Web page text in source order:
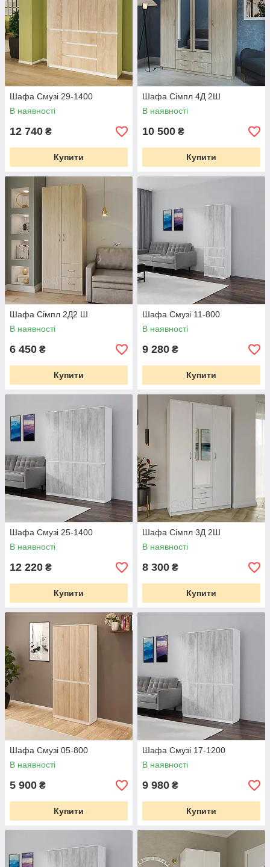
Шафа Смузі 29-1400
В наявності
12 740 ₴
Купити
Шафа Сімпл 4Д 2Ш
В наявності
10 500 ₴
Купити
Шафа Сімпл 2Д2 Ш
В наявності
6 450 ₴
Купити
Шафа Смузі 11-800
В наявності
9 280 ₴
Купити
Шафа Смузі 25-1400
В наявності
12 220 ₴
Купити
Шафа Сімпл 3Д 2Ш
В наявності
8 300 ₴
Купити
Шафа Смузі 05-800
В наявності
5 900 ₴
Купити
Шафа Смузі 17-1200
В наявності
9 980 ₴
Купити